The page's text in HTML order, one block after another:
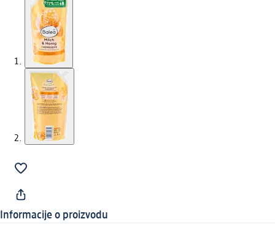
Informacije o proizvodu